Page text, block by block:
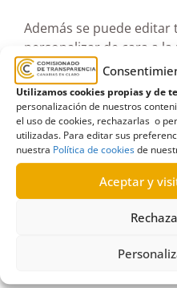
Utilizamos cookies propias y de
personalización de nuestros
el uso de cookies, rechazarlas o
utilizadas. Para editar sus
nuestra Política de cookiesde
Aceptar y
Además se puede
personalizar de cara a
corporativa de cada
Comisionado de
quedará como una
de la página web del
corporativa del
cuelga de esta